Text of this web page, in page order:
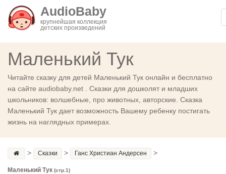
AudioBaby
крупнейшая коллекция
детских произведений
Маленький Тук
Читайте сказку для детей Маленький Тук онлайн и бесплатно
на сайте audiobaby.net . Сказки для дошколят и младших
школьников: волшебные, про животных, авторские. Сказка
Маленький Тук дает возможность Вашему ребенку постигать
жизнь на наглядных примерах.
> Сказки > Ганс Христиан Андерсен >
Маленький Тук (стр.1)